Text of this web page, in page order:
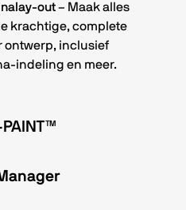
out– Maak alles
krachtige, complete
ontwerp, inclusief
indeling en meer.